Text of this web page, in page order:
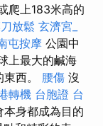
爬上183米高的
放鬆 玄濟宮_
屯按摩 公園中
上最大的鹹海
西。 腰傷 沒
轉機 台胞證 台
身都成為目的